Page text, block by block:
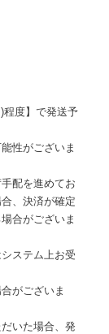
程度】で発送予
性がございま
配を進めてお
、決済が確定
合がございま
ステム上お受
がございま
いた場合、発